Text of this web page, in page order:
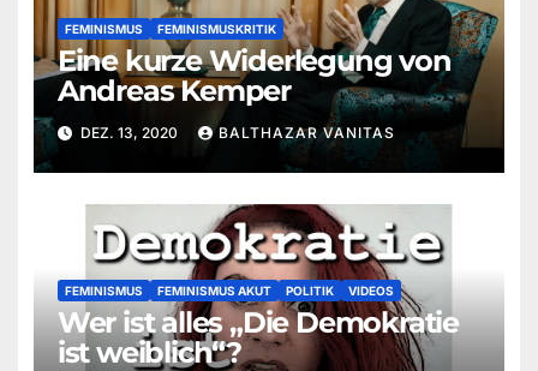
FEMINISMUS FEMINISMUSKRITIK
Eine kurze Widerlegung von
Andreas Kemper
DEZ. 13, 2020 BALTHAZAR VANITAS
FEMINISMUS FEMINISMUS AKUT POLITIK VIDEOS
Wer ist alles „Die Demokratie
ist weiblich“?